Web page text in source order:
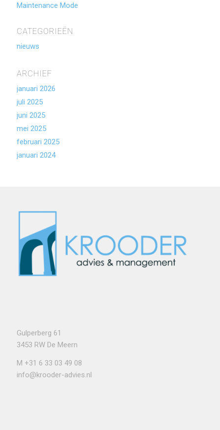
Maintenance Mode
CATEGORIEËN
nieuws
ARCHIEF
januari 2026
juli 2025
juni 2025
mei 2025
februari 2025
januari 2024
Gulperberg 61
3453 RW De Meern
M +31 6 33 03 49 08
info@krooder-advies.nl